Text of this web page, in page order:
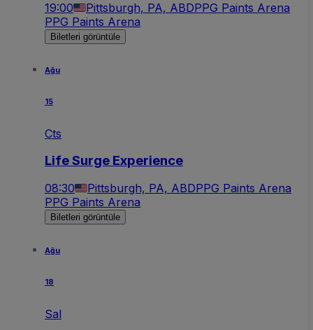
19:00 Pittsburgh, PA, ABDPPG Paints Arena
PPG Paints Arena
Biletleri görüntüle
Ağu
15
Cts
Life Surge Experience
08:30 Pittsburgh, PA, ABDPPG Paints Arena
PPG Paints Arena
Biletleri görüntüle
Ağu
18
Sal